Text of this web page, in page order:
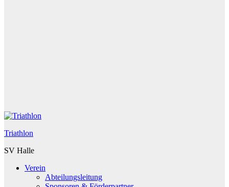
Triathlon
SV Halle
Verein
Abteilungsleitung